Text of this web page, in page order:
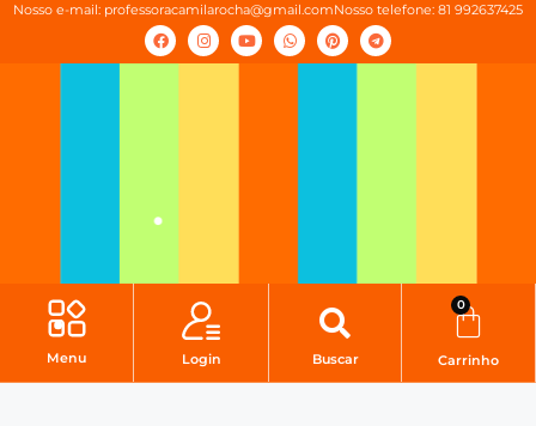
Nosso e-mail: professoracamilarocha@gmail.comNosso telefone: 81 992637425
Menu Login Buscar
0
Carrinho